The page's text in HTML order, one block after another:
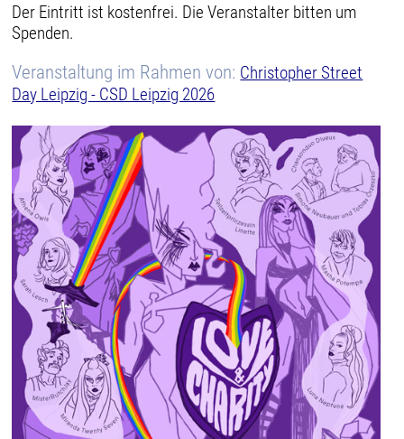
Der Eintritt ist kostenfrei. Die Veranstalter bitten um
Spenden.
Veranstaltung im Rahmen von: Christopher Street
Day Leipzig - CSD Leipzig 2026